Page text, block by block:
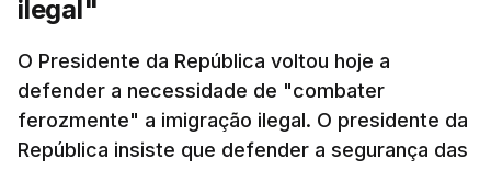
apreendida mais cocaína até ao momento de que
em todo o ano de 2025.
A ação de prevenção visa a deteção em alto mar
ilegal"
O Presidente da República voltou hoje a
defender a necessidade de "combater
ferozmente" a imigração ilegal. O presidente da
República insiste que defender a segurança das